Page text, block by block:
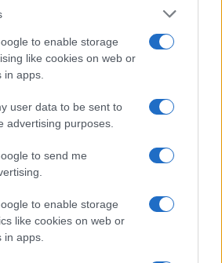
to enable storage
like cookies on web or
apps.
user data to be sent to
advertising purposes.
to send me
to enable storage
like cookies on web or
apps.
Culture
Salute
Megachip
GiULia